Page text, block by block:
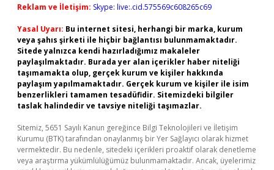
Reklam ve İletişim: Skype: live:.cid.575569c608265c69
Yasal Uyarı: Bu internet sitesi, herhangi bir marka, kurum
veya şahıs şirketi ile hiçbir bağlantısı bulunmamaktadır.
Sitede yalnızca kendi hazırladığımız makaleler
paylaşılmaktadır. Burada yer alan içerikler haber niteliği
taşımamakta olup, gerçek kurum ve kişiler hakkında
paylaşım yapılmamaktadır. Gerçek kurum ve kişiler ile isim
benzerlikleri tamamen tesadüfidir. Sitemizdeki bilgiler
taslak halindedir ve tavsiye niteliği taşımazlar.
Sitemiz, 5651 Sayılı Kanun gereğince Bilgi Teknolojileri ve İletişim
Kurumu (BTK) tarafından onaylanmış bir Yer Sağlayıcı olarak hizmet
vermektedir. Bu nedenle, sitedeki içerikleri proaktif olarak denetleme
veya araştırma yükümlülüğümüz bulunmamaktadır. Ancak, üyelerimiz